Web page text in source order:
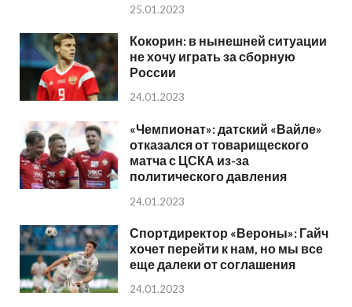
25.01.2023
Кокорин: в нынешней ситуации
не хочу играть за сборную
России
24.01.2023
«Чемпионат»: датский «Вайле»
отказался от товарищеского
матча с ЦСКА из-за
политического давления
24.01.2023
Спортдиректор «Вероны»: Гайч
хочет перейти к нам, но мы все
еще далеки от соглашения
24.01.2023